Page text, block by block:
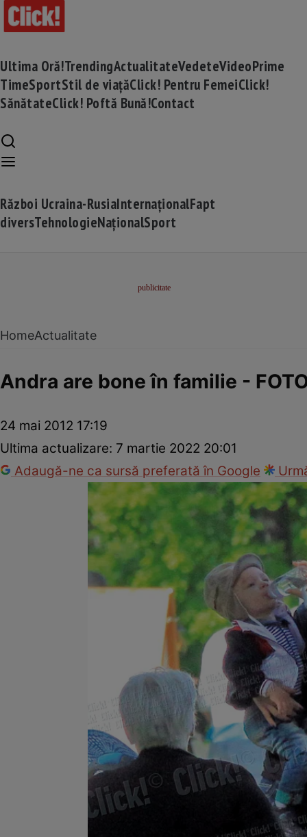
Ultima Oră!TrendingActualitateVedeteVideoPrime
TimeSportStil de viațăClick! Pentru FemeiClick!
SănătateClick! Poftă Bună!Contact
Război Ucraina-RusiaInternaționalFapt
diversTehnologieNaționalSport
HomeActualitate
Andra are bone în familie -
24 mai 2012 17:19
Ultima actualizare: 7 martie 2022 20:01
Adaugă-ne ca sursă preferată în Google